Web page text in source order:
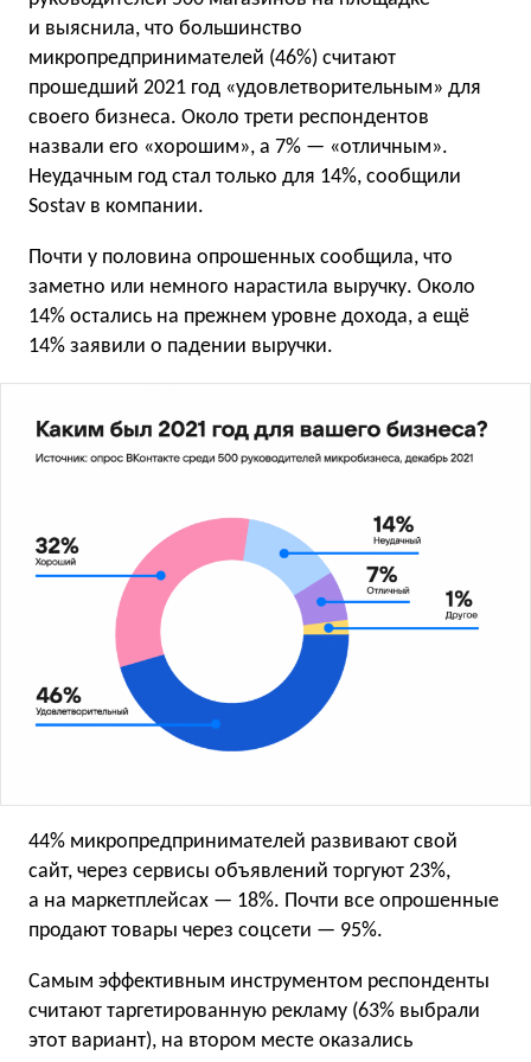
и выяснила, что большинство
микропредпринимателей (46%) считают
прошедший 2021 год «удовлетворительным» для
своего бизнеса. Около трети респондентов
назвали его «хорошим», а 7% — «отличным».
Неудачным год стал только для 14%, сообщили
Sostav в компании.
Почти у половина опрошенных сообщила, что
заметно или немного нарастила выручку. Около
14% остались на прежнем уровне дохода, а ещё
14% заявили о падении выручки.
44% микропредпринимателей развивают свой
сайт, через сервисы объявлений торгуют 23%,
а на маркетплейсах — 18%. Почти все опрошенные
продают товары через соцсети — 95%.
Самым эффективным инструментом респонденты
считают таргетированную рекламу (63% выбрали
этот вариант), на втором месте оказались